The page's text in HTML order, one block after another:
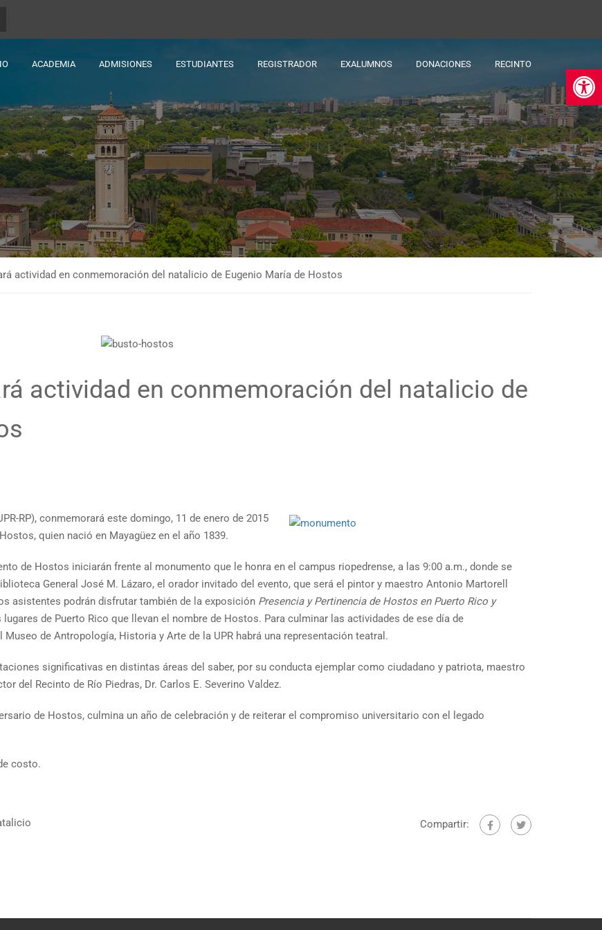
ACADEMIA ADMISIONES ESTUDIANTES REGISTRADOR EXALUMNOS DONACIONES RECINTO
actividad en conmemoración del natalicio de Eugenio María de Hostos
actividad en conmemoración del natalicio de
RP), conmemorará este domingo, 11 de enero de 2015
quien nació en Mayagüez en el año 1839.
de Hostos iniciarán frente al monumento que le honra en el campus riopedrense, a las 9:00 a.m., donde se
General José M. Lázaro, el orador invitado del evento, que será el pintor y maestro Antonio Martorell
asistentes podrán disfrutar también de la exposición Presencia y Pertinencia de Hostos en Puerto Rico y
de Puerto Rico que llevan el nombre de Hostos. Para culminar las actividades de ese día de
de Antropología, Historia y Arte de la UPR habrá una representación teatral.
significativas en distintas áreas del saber, por su conducta ejemplar como ciudadano y patriota, maestro
del Recinto de Río Piedras, Dr. Carlos E. Severino Valdez.
de Hostos, culmina un año de celebración y de reiterar el compromiso universitario con el legado
costo.
Compartir: